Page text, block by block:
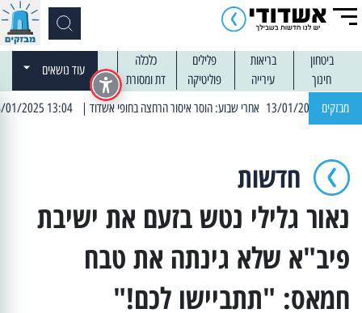
ביטחון בריאות פלילים
כלכלה
חינוך
עירייה פוליטיקה דת ומסורת
עוד נושאים
מבזקים | 13:04 14/01/2025 עובדים בלילות: עבודות קרצוף וריבוד אספלט
חדשות
נאור גלילי נטש בזעם את ישיבת
פיב"א שלא גינתה את טבח
חמאס: "תתביישו לכם!"